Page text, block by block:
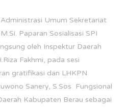
Umum Sekretariat
Paparan Sosialisasi SPI
oleh Inspektur Daerah
Fakhmi, pada sesi
gratifikasi dan LHKPN
Sanery, S.Sos Fungsional
Kabupaten Berau sebagai